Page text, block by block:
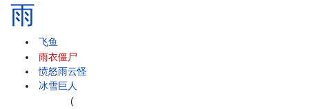
雨
飞鱼
雨衣僵尸
愤怒雨云怪
冰雪巨人
(